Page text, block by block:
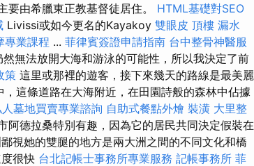
要由希臘東正教基督徒居住。 HTML基礎對SEO
Livissi或如今更名的Kayakoy 雙眼皮 頂樓 漏水
專業課程 ... 菲律賓簽證申請指南 台中整骨神醫服
無法放開大海和游泳的可能性，所以我決定了前
策 這里或那裡的遊客，接下來幾天的路線是最美麗
，這條道路在大海附近，在田園詩般的森林中佔據
墓地買賣專業諮詢 自助式餐點外燴 裝潢 大里整
阿德拉桑特別有趣，因為它的居民共同決定假裝在
視她的雙腿的地方是兩大洲之間的不同文化和橋
很快 台北記帳士事務所專業服務 記帳事務所 菲